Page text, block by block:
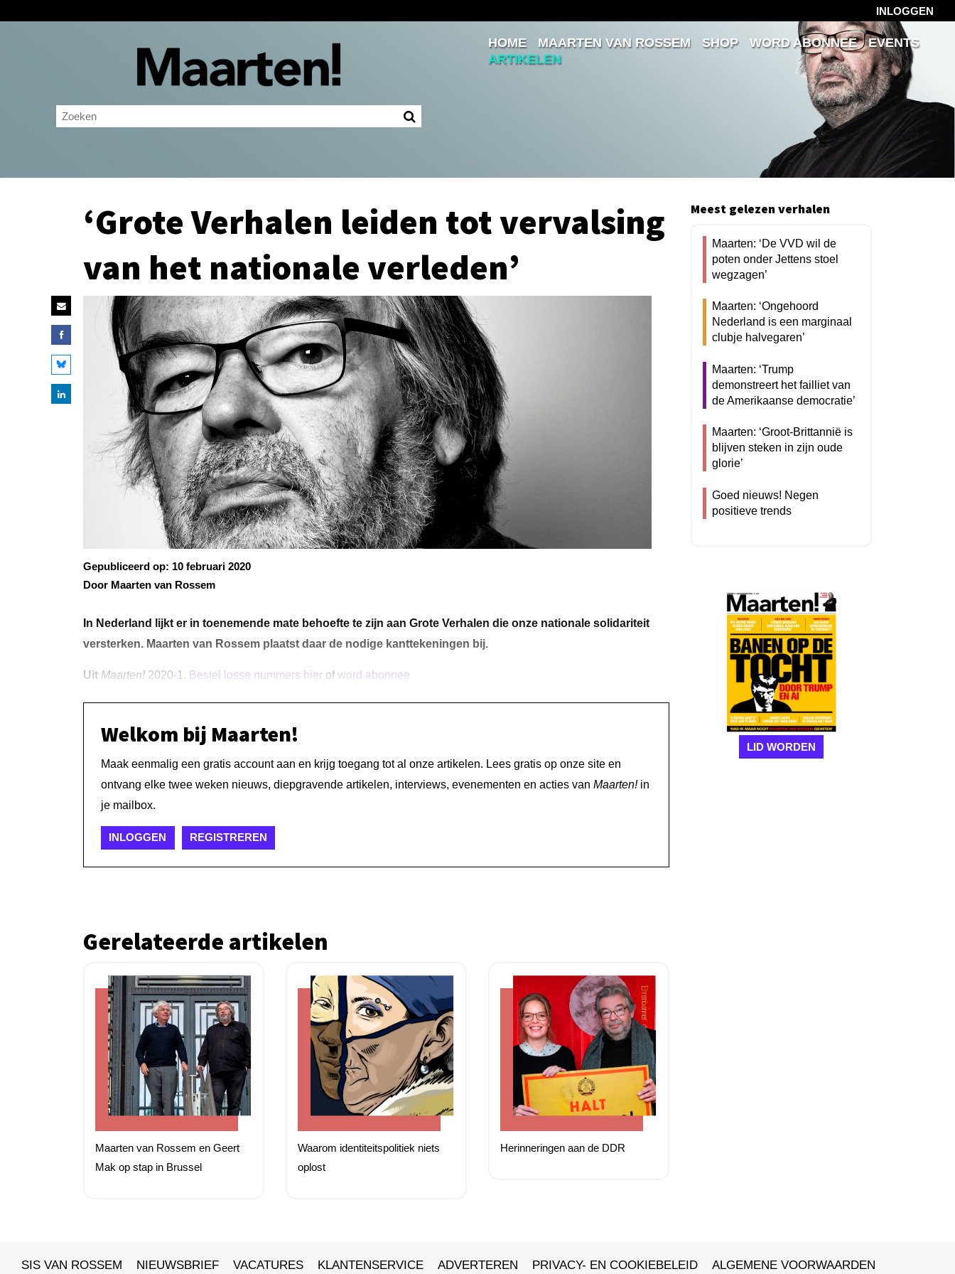
INLOGGEN
Inloggen
Ingelogd blijven
HOME MAARTEN VAN ROSSEM SHOP WORD ABONNEE
EVENTS
ARTIKELEN
‘Grote Verhalen leiden tot vervalsing
van het nationale verleden’
Gepubliceerd op: 10 februari 2020
Door Maarten van Rossem
In Nederland lijkt er in toenemende mate behoefte te zijn aan Grote Verhalen die onze nationale solidariteit
versterken. Maarten van Rossem plaatst daar de nodige kanttekeningen bij.
Uit Maarten! 2020-1. Bestel losse nummers hier ofword abonnee
Welkom bij Maarten!
Maak eenmalig een gratis account aan en krijg toegang tot al onze artikelen. Lees gratis op onze site en
ontvang elke twee weken nieuws, diepgravende artikelen, interviews, evenementen en acties van Maarten!in
je mailbox.
INLOGGEN REGISTREREN
Meest gelezen verhalen
Maarten: ‘De VVD wil de
poten onder Jettens stoel
wegzagen’
Maarten: ‘Ongehoord
Nederland is een marginaal
clubje halvegaren’
Maarten: ‘Trump
demonstreert het failliet van
de Amerikaanse democratie’
Maarten: ‘Groot-Brittannië is
blijven steken in zijn oude
glorie’
Goed nieuws! Negen
positieve trends
LID WORDEN
Gerelateerde artikelen
Maarten van Rossem en Geert
Mak op stap in Brussel
Waarom identiteitspolitiek niets
oplost
Herinneringen aan de DDR
SIS VAN ROSSEM NIEUWSBRIEF VACATURES KLANTENSERVICE ADVERTEREN PRIVACY- EN COOKIEBELEID ALGEMENE VOORWAARDEN